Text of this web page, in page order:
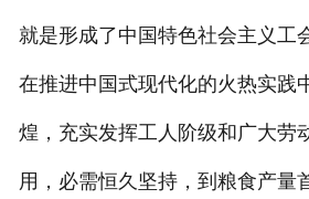
就是形成了中国特色社会主义工
在推进中国式现代化的火热实践
煌，充实发挥工人阶级和广大劳
用，必需恒久坚持，到粮食产量